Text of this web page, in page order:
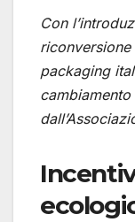
Con
packaging